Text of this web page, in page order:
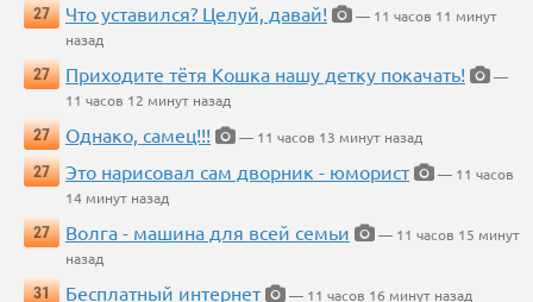
27
Что уставился? Целуй, давай!
— 11 часов 11 минут
назад
27
Приходите тётя Кошка нашу детку покачать!
—
11 часов 12 минут назад
27
Однако, самец!!!
— 11 часов 13 минут назад
27
Это нарисовал сам дворник - юморист
— 11 часов
14 минут назад
27
Волга - машина для всей семьи
— 11 часов 15 минут
назад
31
Бесплатный интернет
— 11 часов 16 минут назад